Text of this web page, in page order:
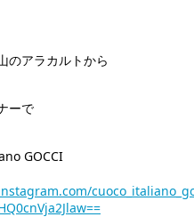
のアラカルトから
ーで
GOCCI